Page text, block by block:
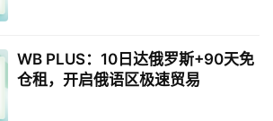
WB PLUS：10日达俄罗斯+90天免
仓租，开启俄语区极速贸易